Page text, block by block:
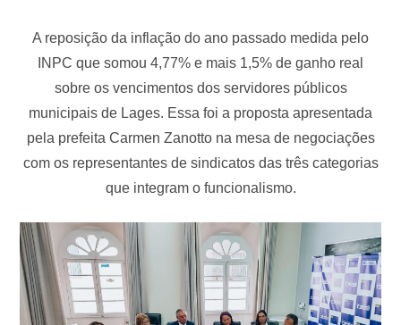
A reposição da inflação do ano passado medida pelo
INPC que somou 4,77% e mais 1,5% de ganho real
sobre os vencimentos dos servidores públicos
municipais de Lages. Essa foi a proposta apresentada
pela prefeita Carmen Zanotto na mesa de negociações
com os representantes de sindicatos das três categorias
que integram o funcionalismo.